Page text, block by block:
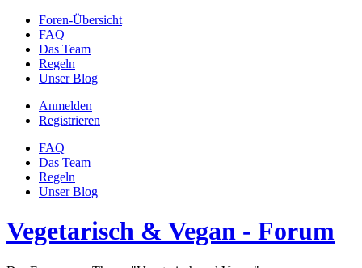
Foren-Übersicht
FAQ
Das Team
Regeln
Unser Blog
Anmelden
Registrieren
FAQ
Das Team
Regeln
Unser Blog
Vegetarisch & Vegan - Forum